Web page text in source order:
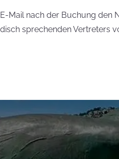
Mail nach der Buchung den
sprechenden Vertreters